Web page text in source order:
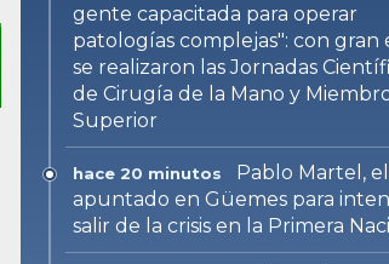
gente capacitada para operar
patologías complejas": con gran
se realizaron las Jornadas
de Cirugía de la Mano y
Superior
hace 20 minutos
Pablo Martel, el
apuntado en Güemes para
salir de la crisis en la Primera